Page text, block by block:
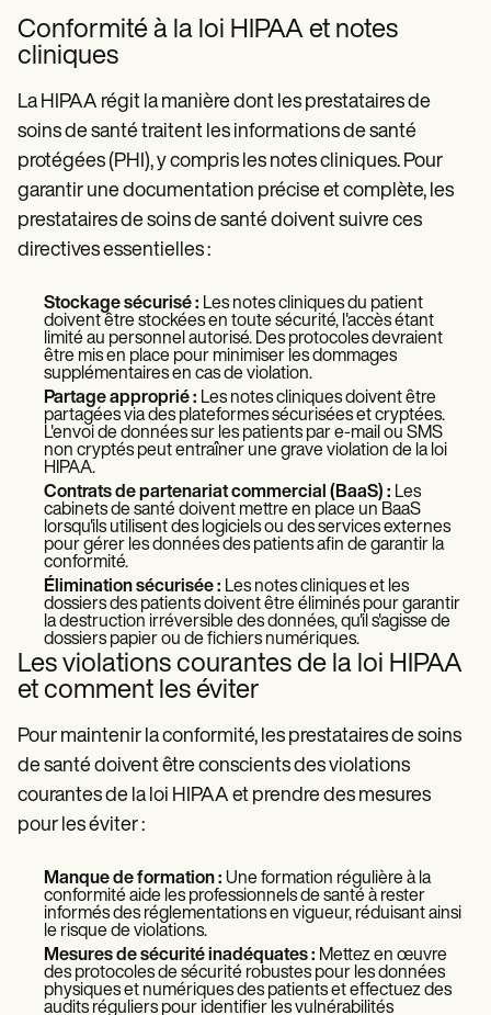
Conformité à la loi HIPAA et notes
cliniques
La HIPAA régit la manière dont les prestataires de
soins de santé traitent les informations de santé
protégées (PHI), y compris les notes cliniques. Pour
garantir une documentation précise et complète, les
prestataires de soins de santé doivent suivre ces
directives essentielles :
Stockage sécurisé : Les notes cliniques du patient
doivent être stockées en toute sécurité, l'accès étant
limité au personnel autorisé. Des protocoles devraient
être mis en place pour minimiser les dommages
supplémentaires en cas de violation.
Partage approprié : Les notes cliniques doivent être
partagées via des plateformes sécurisées et cryptées.
L'envoi de données sur les patients par e-mail ou SMS
non cryptés peut entraîner une grave violation de la loi
HIPAA.
Contrats de partenariat commercial (BaaS) : Les
cabinets de santé doivent mettre en place un BaaS
lorsqu'ils utilisent des logiciels ou des services externes
pour gérer les données des patients afin de garantir la
conformité.
Élimination sécurisée : Les notes cliniques et les
dossiers des patients doivent être éliminés pour garantir
la destruction irréversible des données, qu'il s'agisse de
dossiers papier ou de fichiers numériques.
Les violations courantes de la loi HIPAA
et comment les éviter
Pour maintenir la conformité, les prestataires de soins
de santé doivent être conscients des violations
courantes de la loi HIPAA et prendre des mesures
pour les éviter :
Manque de formation : Une formation régulière à la
conformité aide les professionnels de santé à rester
informés des réglementations en vigueur, réduisant ainsi
le risque de violations.
Mesures de sécurité inadéquates : Mettez en œuvre
des protocoles de sécurité robustes pour les données
physiques et numériques des patients et effectuez des
audits réguliers pour identifier les vulnérabilités